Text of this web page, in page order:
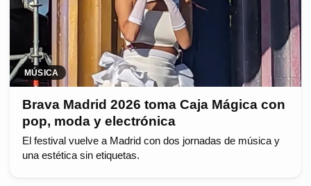
MÚSICA
Brava Madrid 2026 toma Caja Mágica con
pop, moda y electrónica
El festival vuelve a Madrid con dos jornadas de música y
una estética sin etiquetas.